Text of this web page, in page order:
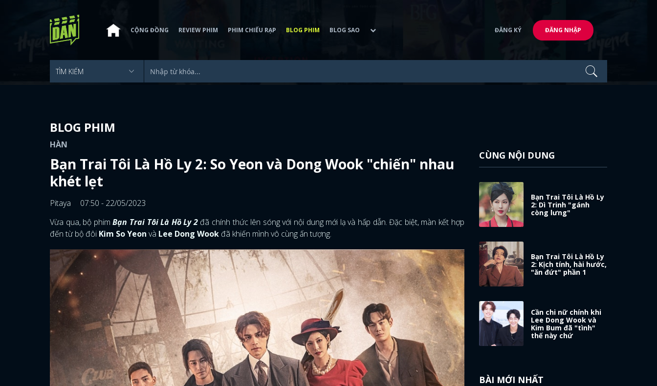
CỘNG ĐỒNG REVIEW PHIM PHIM CHIẾU RẠP BLOG PHIM BLOG SAO ĐĂNG KÝ ĐĂNG NHẬP
BLOG PHIM
HÀN
Bạn Trai Tôi Là Hồ Ly 2: So Yeon và Dong Wook "chiến" nhau
khét lẹt
Pitaya
07:50 - 22/05/2023
Vừa qua, bộ phimBạn Trai Tôi Là Hồ Ly 2đã chính thức lên sóng với nội dung mới lạ và hấp dẫn. Đặc biệt, màn kết hợp
đến từ bộ đôi Kim So Yeon và Lee Dong Wook đã khiến mình vô cùng ấn tượng.
CÙNG NỘI DUNG
Bạn Trai Tôi Là Hồ Ly
2: Dì Trinh "gánh
còng lưng"
Bạn Trai Tôi Là Hồ Ly
2: Kịch tính, hài hước,
"ăn đứt" phần 1
Cần chi nữ chính khi
Lee Dong Wook và
Kim Bum đã "tình"
thế này chứ
BÀI MỚI NHẤT